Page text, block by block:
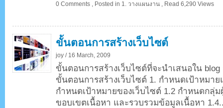
0 Comments , Posted in 1. วางแผนงาน , Read 6,290 Views
ขั้นตอนการสร้างเว็บไซต์
joy / 16 March, 2009
ขั้นตอนการสร้างเว็บไซต์ที่จะนำเสนอใน
ขั้นตอนการสร้างเว็บไซต์ 1. กำหนดเป้าหมาย
กำหนดเป้าหมายของเว็บไซต์ 1.2 กำหนดกลุ่
ขอบเขตเนื้อหา และรวบรวมข้อมูลเนื้อหา